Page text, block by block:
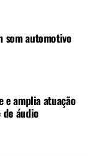
para
som automotivo
e amplia atuação
áudio